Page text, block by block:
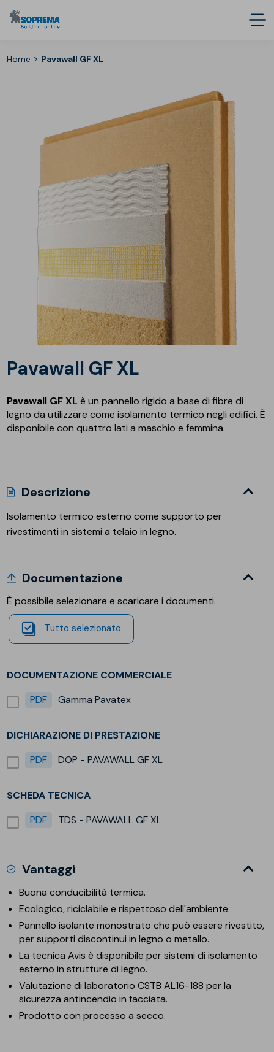
Home > Pavawall GF XL
Pavawall GF XL
Pavawall GF XL è un pannello rigido a base di fibre di
legno da utilizzare come isolamento termico negli edifici. È
disponibile con quattro lati a maschio e femmina.
Descrizione
Isolamento termico esterno come supporto per
rivestimenti in sistemi a telaio in legno.
Documentazione
È possibile selezionare e scaricare i documenti.
Tutto selezionato
DOCUMENTAZIONE COMMERCIALE
PDF
Gamma Pavatex
DICHIARAZIONE DI PRESTAZIONE
PDF
DOP - PAVAWALL GF XL
SCHEDA TECNICA
PDF
TDS - PAVAWALL GF XL
Vantaggi
Buona conducibilità termica.
Ecologico, riciclabile e rispettoso dell'ambiente.
Pannello isolante monostrato che può essere rivestito,
per supporti discontinui in legno o metallo.
La tecnica Avis è disponibile per sistemi di isolamento
esterno in strutture di legno.
Valutazione di laboratorio CSTB AL16-188 per la
sicurezza antincendio in facciata.
Prodotto con processo a secco.